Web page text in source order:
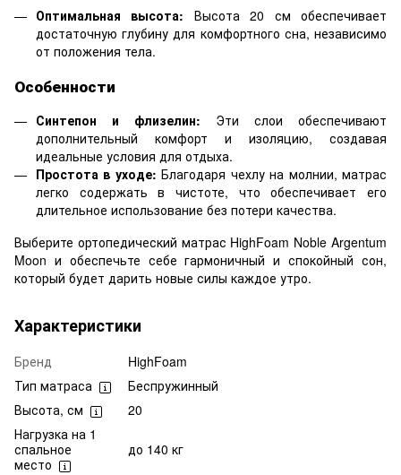
Оптимальная высота: Высота 20 см обеспечивает
достаточную глубину для комфортного сна, независимо
от положения тела.
Особенности
Синтепон и флизелин: Эти слои обеспечивают
дополнительный комфорт и изоляцию, создавая
идеальные условия для отдыха.
Простота в уходе: Благодаря чехлу на молнии, матрас
легко содержать в чистоте, что обеспечивает его
длительное использование без потери качества.
Выберите ортопедический матрас HighFoam Noble Argentum
Moon и обеспечьте себе гармоничный и спокойный сон,
который будет дарить новые силы каждое утро.
Характеристики
Бренд
HighFoam
Тип матраса
Беспружинный
Высота, см
20
Нагрузка на 1
спальное
место
до 140 кг